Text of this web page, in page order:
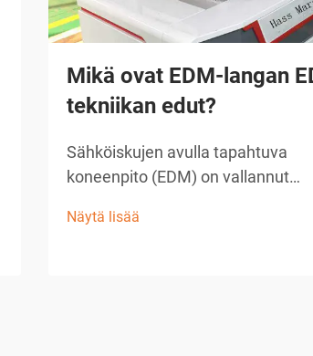
Mikä ovat EDM-langan
tekniikan edut?
Sähköiskujen avulla tapahtuva
koneenpito (EDM) on vallannut
toimialoilla, ja langalla varustettu
Näytä lisää